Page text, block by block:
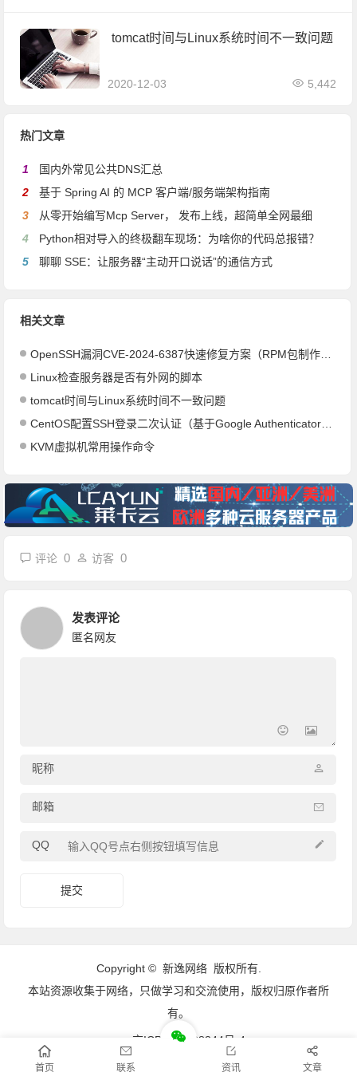
tomcat时间与Linux系统时间不一致问题
2020-12-03 5,442
热门文章
1
国内外常见公共DNS汇总
2
基于 Spring AI 的 MCP 客户端/服务端架构指南
3
从零开始编写Mcp Server， 发布上线，超简单全网最细
4
Python相对导入的终极翻车现场：为啥你的代码总报错？
5
聊聊 SSE：让服务器“主动开口说话”的通信方式
相关文章
OpenSSH漏洞CVE-2024-6387快速修复方案（RPM包制作和升级方案）
Linux检查服务器是否有外网的脚本
tomcat时间与Linux系统时间不一致问题
CentOS配置SSH登录二次认证（基于Google Authenticator的2FA）
KVM虚拟机常用操作命令
评论0 访客0
发表评论
匿名网友
昵称
邮箱
QQ
Copyright © 新逸网络版权所有.
本站资源收集于网络，只做学习和交流使用，版权归原作者所
有。
京ICP备16008344号-4
首页 联系 资讯 文章